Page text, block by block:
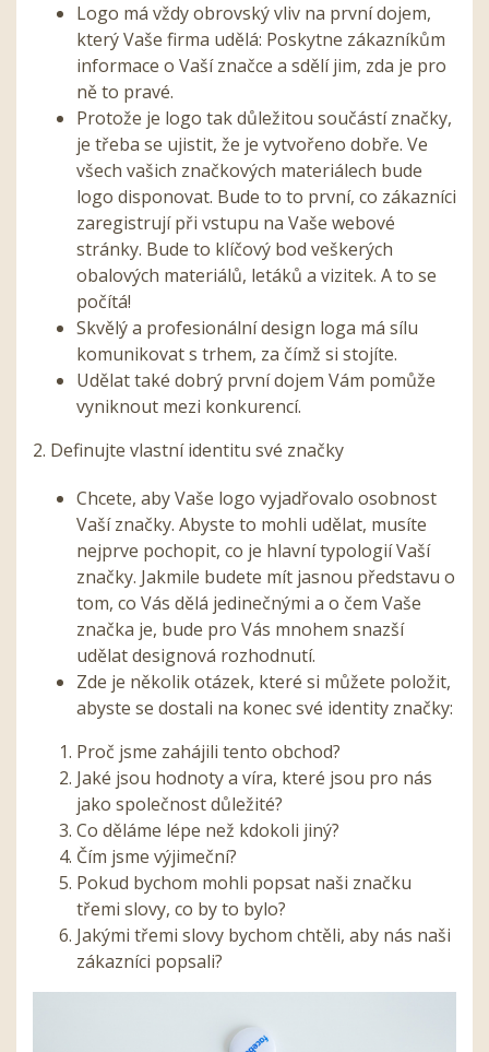
Logo má vždy obrovský vliv na první dojem,
který Vaše firma udělá: Poskytne zákazníkům
informace o Vaší značce a sdělí jim, zda je pro
ně to pravé.
Protože je logo tak důležitou součástí značky,
je třeba se ujistit, že je vytvořeno dobře. Ve
všech vašich značkových materiálech bude
logo disponovat. Bude to to první, co zákazníci
zaregistrují při vstupu na Vaše webové
stránky. Bude to klíčový bod veškerých
obalových materiálů, letáků a vizitek. A to se
počítá!
Skvělý a profesionální design loga má sílu
komunikovat s trhem, za čímž si stojíte.
Udělat také dobrý první dojem Vám pomůže
vyniknout mezi konkurencí.
2. Definujte vlastní identitu své značky
Chcete, aby Vaše logo vyjadřovalo osobnost
Vaší značky. Abyste to mohli udělat, musíte
nejprve pochopit, co je hlavní typologií Vaší
značky. Jakmile budete mít jasnou představu o
tom, co Vás dělá jedinečnými a o čem Vaše
značka je, bude pro Vás mnohem snazší
udělat designová rozhodnutí.
Zde je několik otázek, které si můžete položit,
abyste se dostali na konec své identity značky:
Proč jsme zahájili tento obchod?
Jaké jsou hodnoty a víra, které jsou pro nás
jako společnost důležité?
Co děláme lépe než kdokoli jiný?
Čím jsme výjimeční?
Pokud bychom mohli popsat naši značku
třemi slovy, co by to bylo?
Jakými třemi slovy bychom chtěli, aby nás naši
zákazníci popsali?